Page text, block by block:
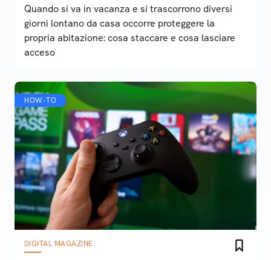
Quando si va in vacanza e si trascorrono diversi
giorni lontano da casa occorre proteggere la
propria abitazione: cosa staccare e cosa lasciare
acceso
HOW-TO
DIGITAL MAGAZINE